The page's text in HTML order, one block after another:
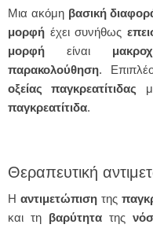
Μια ακόμη βασική
μορφή έχει συνήθως
μορφή είναι
παρακολούθηση.
οξείας
παγκρεατίτιδας
παγκρεατίτιδα.
Θεραπευτική
Ηαντιμετώπιση της
και τη βαρύτητα της